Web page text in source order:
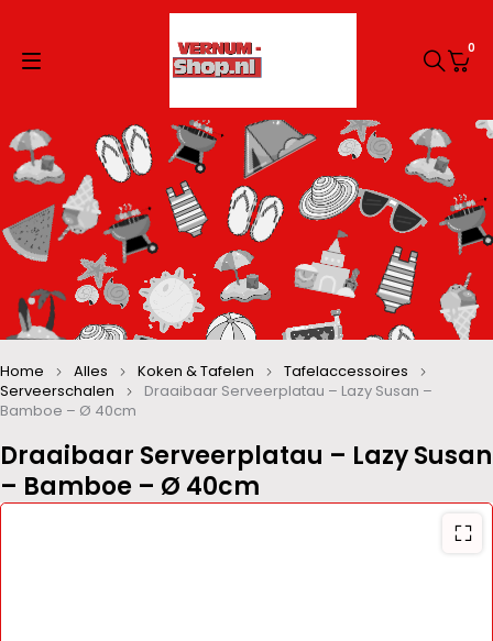
0
Draaibaar Serveerplatau – Lazy Susan
– Bamboe – Ø 40cm
Home Alles Koken & Tafelen
Tafelaccessoires
Serveerschalen
Draaibaar Serveerplatau – Lazy Susan –
Bamboe – Ø 40cm